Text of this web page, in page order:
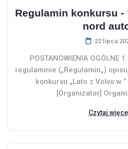
Regulamin konkursu
nord
22 lipca
POSTANOWIENIA OGÓLNE
regulaminie („Regulamin„)
konkursu „Lato z Volvo w
[Organizator]
Czytaj